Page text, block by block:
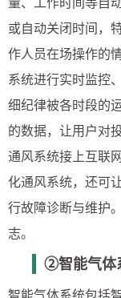
或自动关闭时间，
作人员在场操作的
系统进行实时监控
细纪律被各时段的
的数据，让用户对
通风系统接上互联
化通风系统，还可
行故障诊断与维护
志。
②智能气体